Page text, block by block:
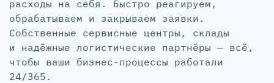
расходы на себя. Быстро реагируем,
обрабатываем и закрываем заявки.
Собственные сервисные центры, склады
и надёжные логистические партнёры — всё,
чтобы ваши бизнес-процессы работали
24/365.